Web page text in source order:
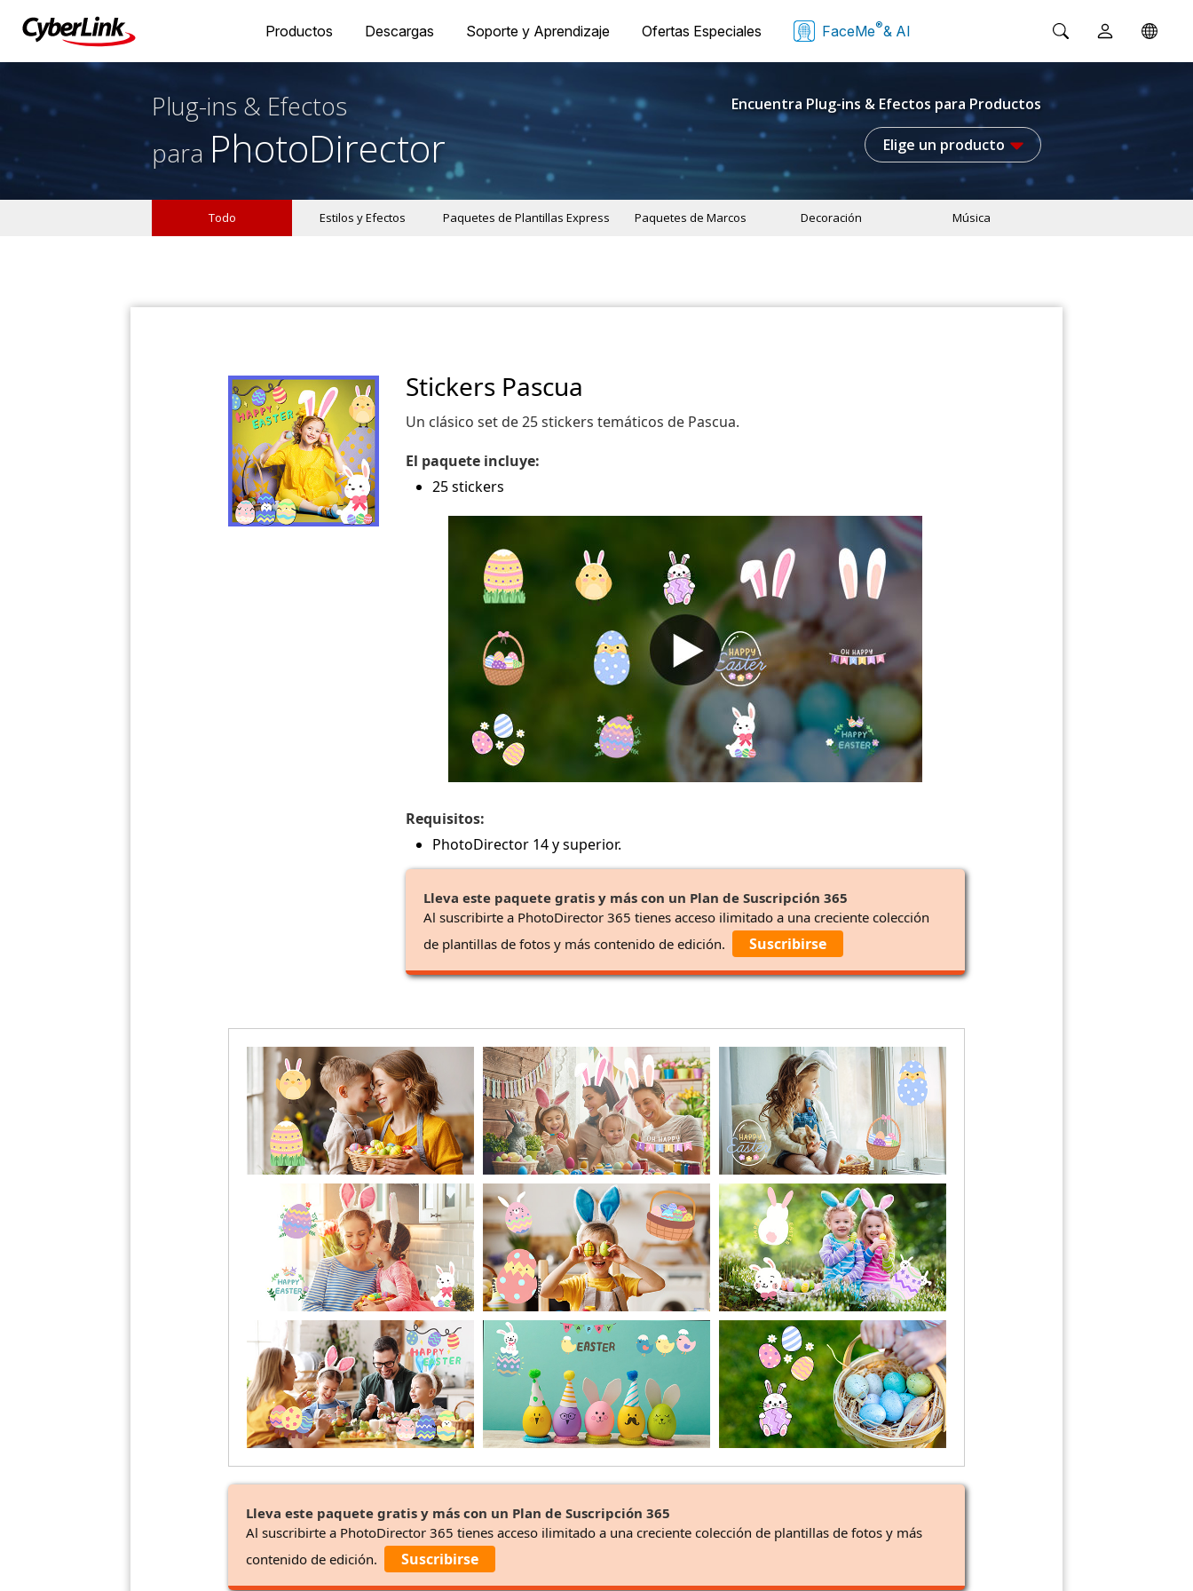
Productos Descargas Soporte y Aprendizaje Ofertas Especiales FaceMe®& AI
Plug-ins & Efectos
para PhotoDirector
Encuentra Plug-ins & Efectos para Productos
Elige un producto
Todo Estilos y Efectos Paquetes de Plantillas Express Paquetes de Marcos Decoración Música
Stickers Pascua
Un clásico set de 25 stickers temáticos de Pascua.
El paquete incluye:
25 stickers
Requisitos:
PhotoDirector 14 y superior.
Lleva este paquete gratis y más con un Plan de Suscripción 365
Al suscribirte a PhotoDirector 365 tienes acceso ilimitado a una creciente colección
de plantillas de fotos y más contenido de edición.
Suscribirse
Lleva este paquete gratis y más con un Plan de Suscripción 365
Al suscribirte a PhotoDirector 365 tienes acceso ilimitado a una creciente colección de plantillas de fotos y más
contenido de edición.
Suscribirse